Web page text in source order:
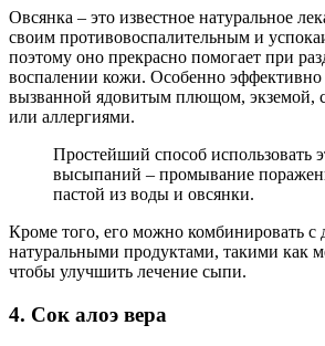
Овсянка – это известное натуральное
своим противовоспалительным и
поэтому оно прекрасно помогает при
воспалении кожи. Особенно
вызванной ядовитым плющом, экземой,
или аллергиями.
Простейший способ использовать
высыпаний – промывание
пастой из воды и овсянки.
Кроме того, его можно комбинировать с
натуральными продуктами, такими как
чтобы улучшить лечение сыпи.
4. Сок алоэ вера